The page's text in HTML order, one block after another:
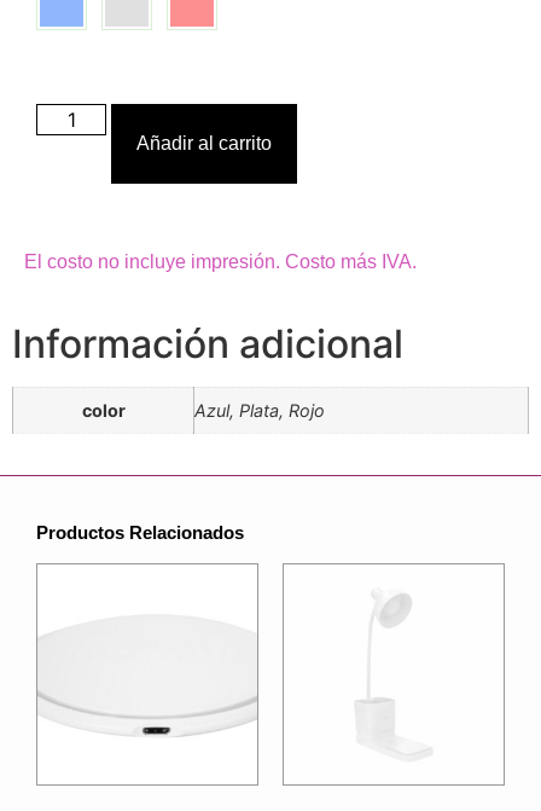
Añadir al carrito
El costo no incluye impresión. Costo más IVA.
Información adicional
color Azul, Plata, Rojo
Productos Relacionados